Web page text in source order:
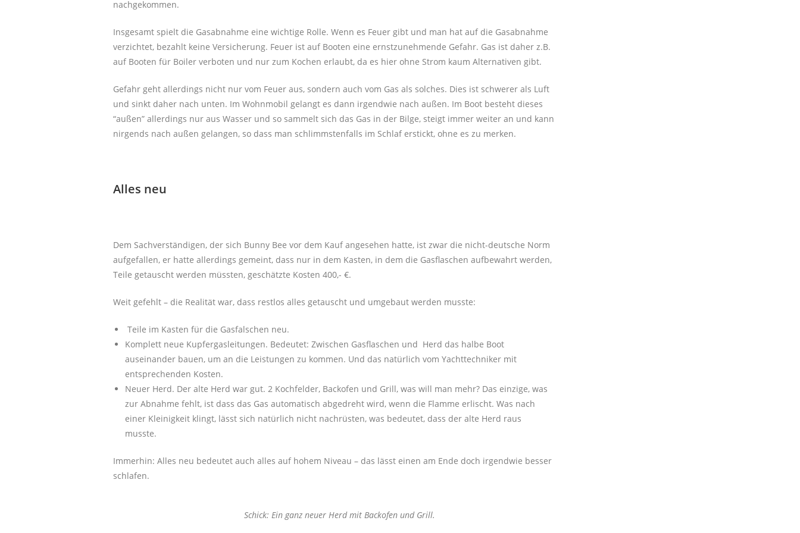
nachgekommen.
Insgesamt spielt die Gasabnahme eine wichtige Rolle. Wenn es Feuer gibt und man hat auf die Gasabnahme
verzichtet, bezahlt keine Versicherung. Feuer ist auf Booten eine ernstzunehmende Gefahr. Gas ist daher z.B.
auf Booten für Boiler verboten und nur zum Kochen erlaubt, da es hier ohne Strom kaum Alternativen gibt.
Gefahr geht allerdings nicht nur vom Feuer aus, sondern auch vom Gas als solches. Dies ist schwerer als Luft
und sinkt daher nach unten. Im Wohnmobil gelangt es dann irgendwie nach außen. Im Boot besteht dieses
“außen” allerdings nur aus Wasser und so sammelt sich das Gas in der Bilge, steigt immer weiter an und kann
nirgends nach außen gelangen, so dass man schlimmstenfalls im Schlaf erstickt, ohne es zu merken.
Alles neu
Dem Sachverständigen, der sich Bunny Bee vor dem Kauf angesehen hatte, ist zwar die nicht-deutsche Norm
aufgefallen, er hatte allerdings gemeint, dass nur in dem Kasten, in dem die Gasflaschen aufbewahrt werden,
Teile getauscht werden müssten, geschätzte Kosten 400,- €.
Weit gefehlt – die Realität war, dass restlos alles getauscht und umgebaut werden musste:
Teile im Kasten für die Gasfalschen neu.
Komplett neue Kupfergasleitungen. Bedeutet: Zwischen Gasflaschen und Herd das halbe Boot
auseinander bauen, um an die Leistungen zu kommen. Und das natürlich vom Yachttechniker mit
entsprechenden Kosten.
Neuer Herd. Der alte Herd war gut. 2 Kochfelder, Backofen und Grill, was will man mehr? Das einzige, was
zur Abnahme fehlt, ist dass das Gas automatisch abgedreht wird, wenn die Flamme erlischt. Was nach
einer Kleinigkeit klingt, lässt sich natürlich nicht nachrüsten, was bedeutet, dass der alte Herd raus
musste.
Immerhin: Alles neu bedeutet auch alles auf hohem Niveau – das lässt einen am Ende doch irgendwie besser
schlafen.
Schick: Ein ganz neuer Herd mit Backofen und Grill.